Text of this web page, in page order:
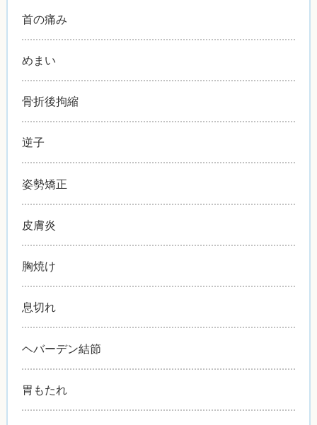
首の痛み
めまい
骨折後拘縮
逆子
姿勢矯正
皮膚炎
胸焼け
息切れ
ヘバーデン結節
胃もたれ